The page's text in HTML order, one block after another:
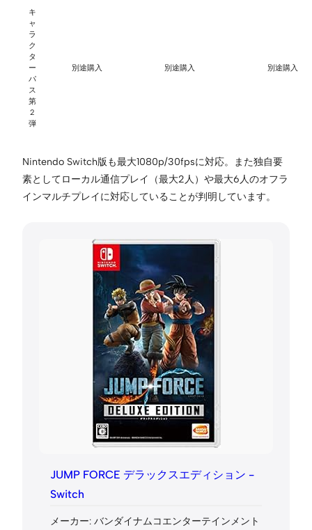
キ
ャ
ラ
ク
タ
ー
パ
ス
第
2
弾
別途購入 別途購入 別途購入
Nintendo Switch版も最大1080p/30fpsに対応。また独自要
素としてローカル通信プレイ（最大2人）や最大6人のオフラ
インマルチプレイに対応していることが判明しています。
JUMP FORCE デラックスエディション -
Switch
メーカー: バンダイナムコエンターテインメント